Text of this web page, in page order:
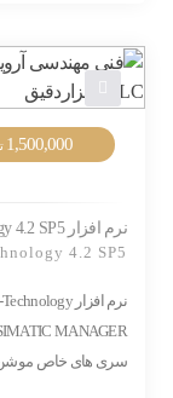
1,500,000
نرم افزار S7 Technology 4.2 SP5
4.2 SP5
سری های خاص موشن